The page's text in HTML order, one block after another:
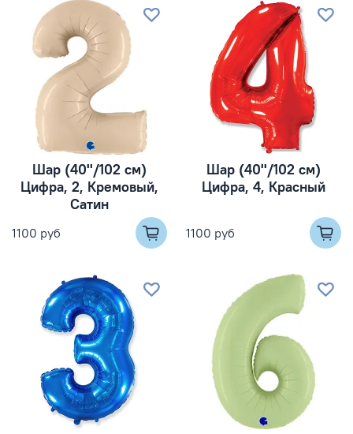
Шар (40''/102 см)
Цифра, 2, Кремовый,
Сатин
1100 руб
Шар (40''/102 см)
Цифра, 4, Красный
1100 руб